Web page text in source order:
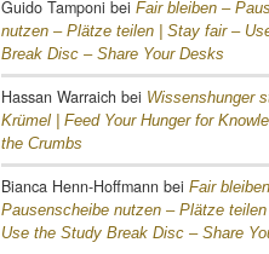
Guido Tamponi bei Fair bleiben –
nutzen – Plätze teilen | Stay fair –
Break Disc – Share Your Desks
Hassan Warraich bei Wissenshunger
Krümel | Feed Your Hunger for
the Crumbs
Bianca Henn-Hoffmann bei Fair
Pausenscheibe nutzen – Plätze teilen
Use the Study Break Disc – Share